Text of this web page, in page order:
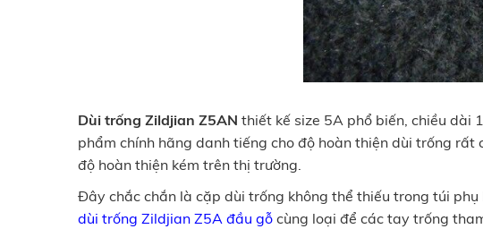
Dùi trống Zildjian Z5AN thiết kế size 5A phổ biến, chiều dài
phẩm chính hãng danh tiếng cho độ hoàn thiện dùi trống
độ hoàn thiện kém trên thị trường.
Đây chắc chắn là cặp dùi trống không thể thiếu trong túi
dùi trống Zildjian Z5A đầu gỗ cùng loại để các tay trống